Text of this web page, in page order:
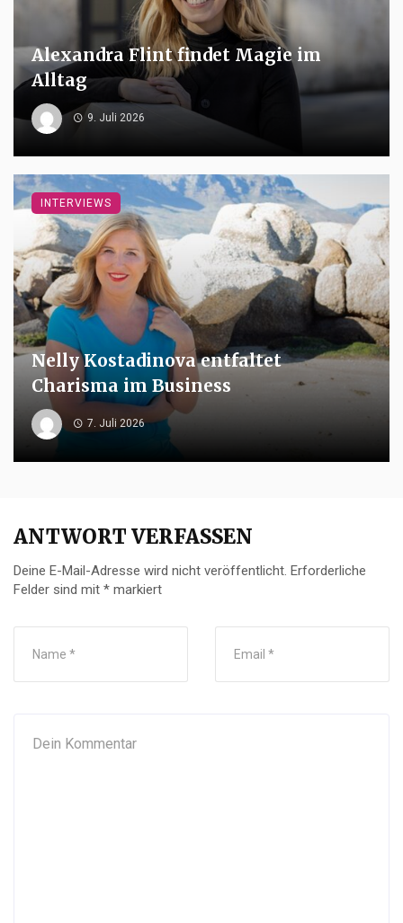
Alexandra Flint findet Magie im
Alltag
9. Juli 2026
Nelly Kostadinova entfaltet
Charisma im Business
7. Juli 2026
INTERVIEWS
ANTWORT VERFASSEN
Deine E-Mail-Adresse wird nicht veröffentlicht. Erforderliche
Felder sind mit * markiert